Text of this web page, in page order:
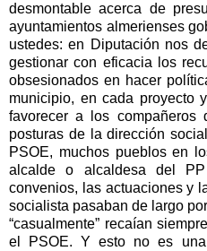
desmontable acerca de
ayuntamientos almerienses
ustedes: en Diputación nos
gestionar con eficacia los
obsesionados en hacer
municipio, en cada proyecto
favorecer a los
posturas de la dirección
PSOE, muchos pueblos en
alcalde o alcaldesa del
convenios, las actuaciones y
socialista pasaban de largo
“casualmente” recaían
el PSOE. Y esto no es